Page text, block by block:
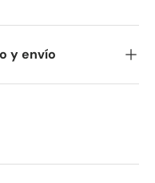
y envío